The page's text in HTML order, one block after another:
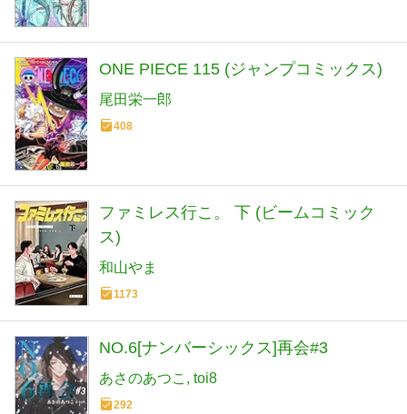
ONE PIECE 115 (ジャンプコミックス)
尾田栄一郎
408
ファミレス行こ。 下 (ビームコミック
ス)
和山やま
1173
NO.6[ナンバーシックス]再会#3
あさのあつこ toi8
292